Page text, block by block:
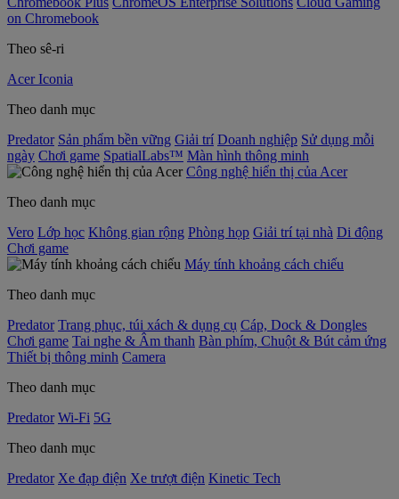
on Chromebook
Theo sê-ri
Acer Iconia
Theo danh mục
Predator Sản phẩm bền vững Giải trí Doanh nghiệp Sử dụng mỗi
ngày Chơi game SpatialLabs™ Màn hình thông minh
Công nghệ hiển thị của Acer
Theo danh mục
Vero Lớp học Không gian rộng Phòng họp Giải trí tại nhà Di động
Chơi game
Máy tính khoảng cách chiếu
Theo danh mục
Predator Trang phục, túi xách & dụng cụ Cáp, Dock & Dongles
Chơi game Tai nghe & Âm thanh Bàn phím, Chuột & Bút cảm ứng
Thiết bị thông minh Camera
Theo danh mục
Predator Wi-Fi 5G
Theo danh mục
Predator Xe đạp điện Xe trượt điện Kinetic Tech